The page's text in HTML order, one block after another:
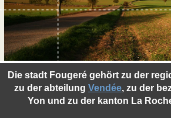
Die stadt Fougeré gehört zu der
zu der abteilung Vendée, zu der
Yon und zu der kanton La